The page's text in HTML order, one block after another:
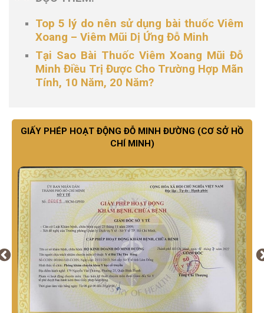
Top 5 lý do nên sử dụng bài thuốc Viêm
Xoang – Viêm Mũi Dị Ứng Đỗ Minh
Tại Sao Bài Thuốc Viêm Xoang Mũi Đỗ
Minh Điều Trị Được Cho Trường Hợp Mãn
Tính, 10 Năm, 20 Năm?
GIẤY PHÉP HOẠT ĐỘNG ĐỖ MINH ĐƯỜNG (CƠ SỞ HỒ
CHÍ MINH)